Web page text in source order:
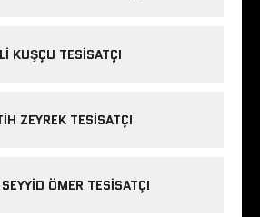
KUŞÇU TESISATÇI
ZEYREK TESISATÇI
ÖMER TESISATÇI